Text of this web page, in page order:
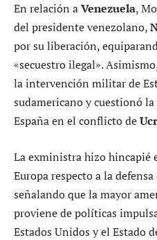
En relación aVenezuela,
del presidente venezolano,
por su liberación,
«secuestro ilegal».
la intervención militar de
sudamericano y cuestionó
España en el conflicto de
La exministra hizo hincapié
Europa respecto a la
señalando que la mayor
proviene de políticas
Estados Unidos y el Estado